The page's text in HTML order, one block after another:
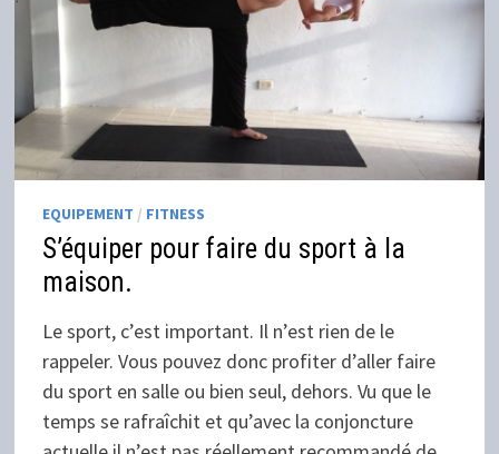
EQUIPEMENT / FITNESS
S’équiper pour faire du sport à la
maison.
Le sport, c’est important. Il n’est rien de le
rappeler. Vous pouvez donc profiter d’aller faire
du sport en salle ou bien seul, dehors. Vu que le
temps se rafraîchit et qu’avec la conjoncture